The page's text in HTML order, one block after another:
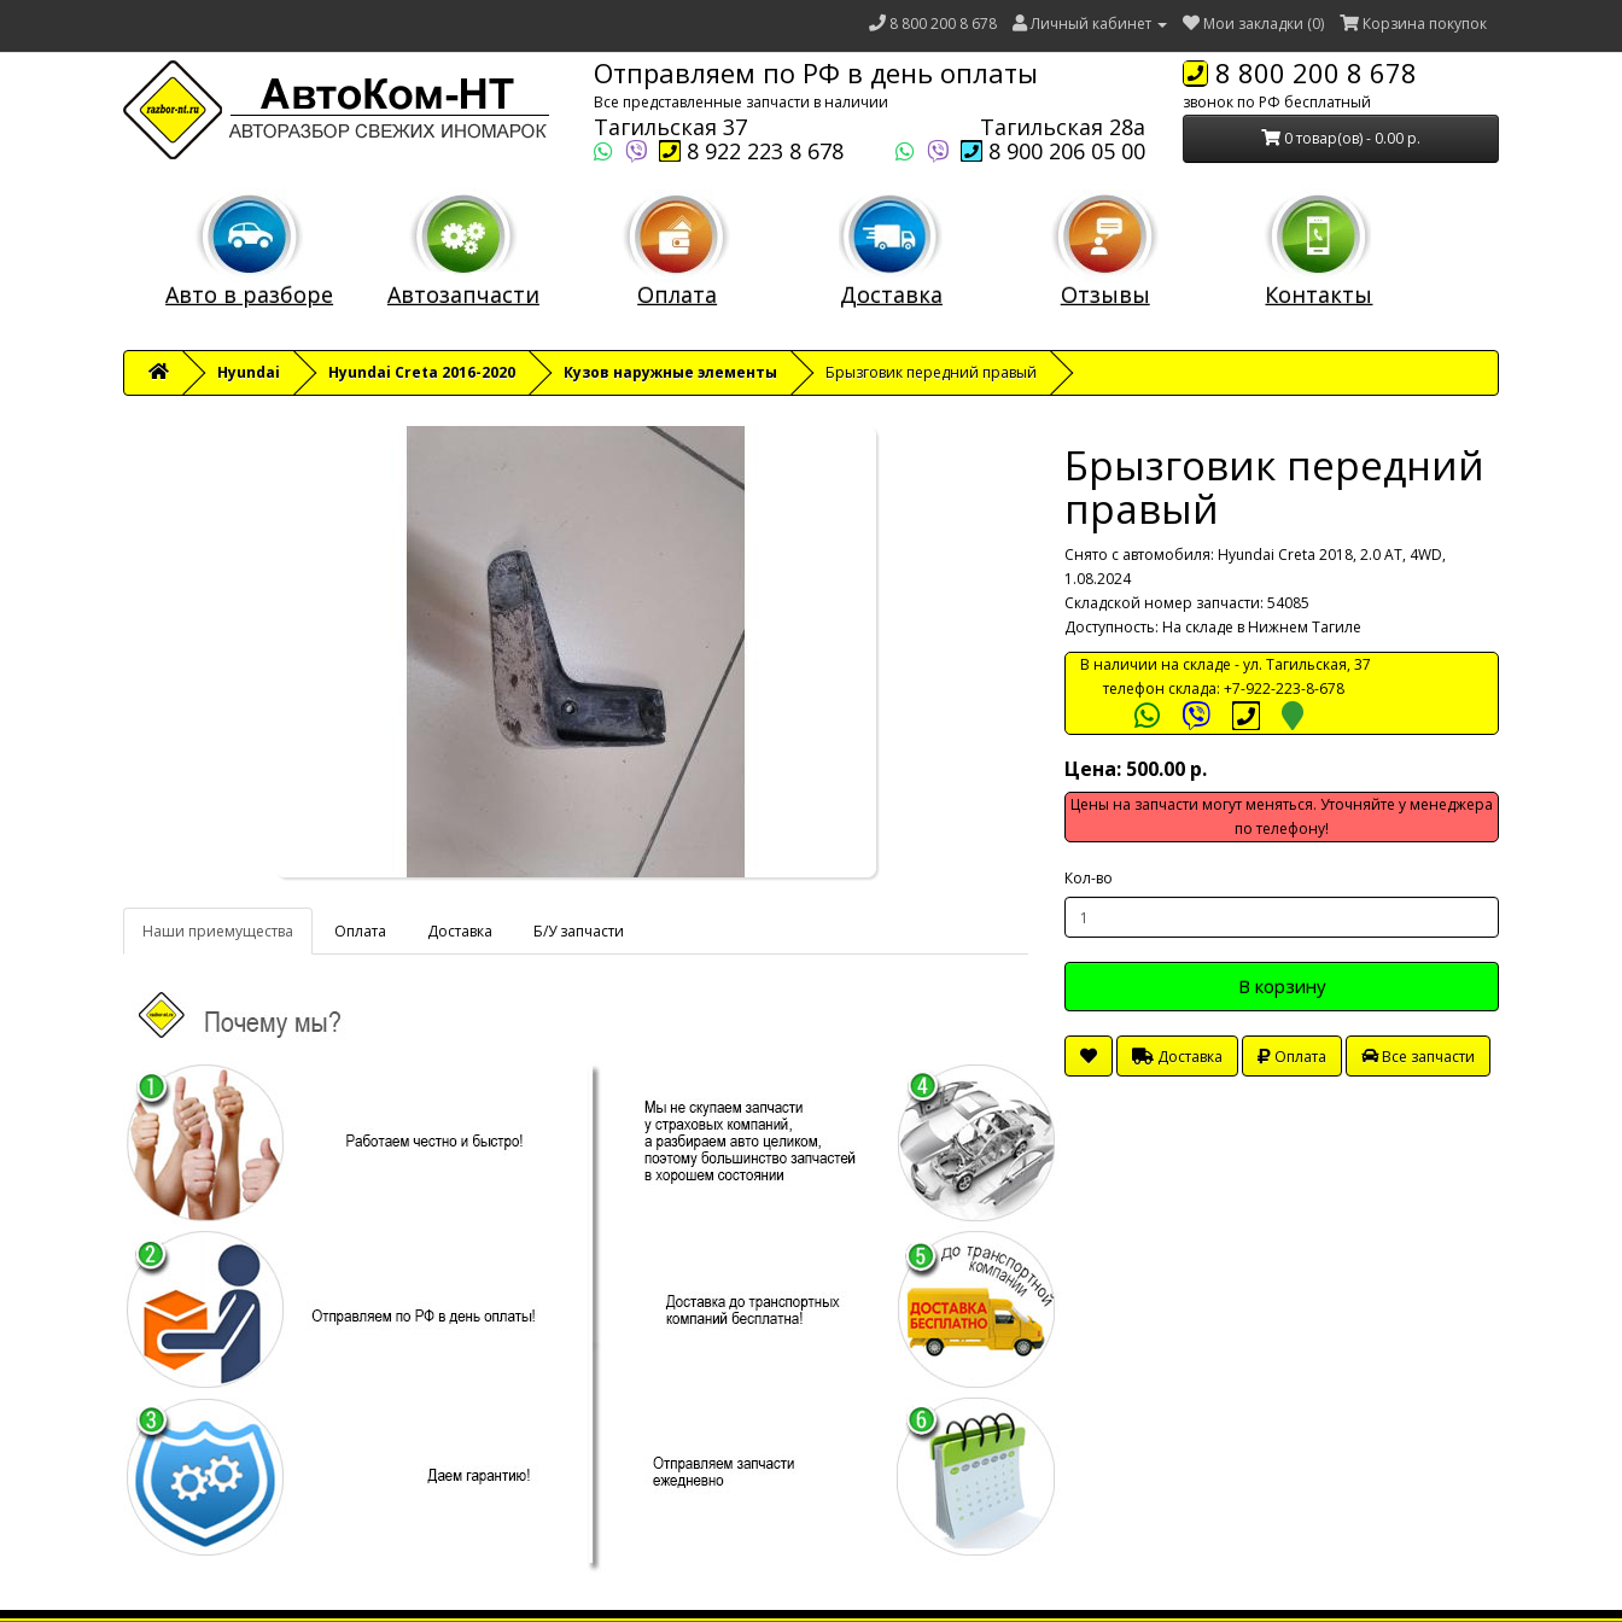
8 800 200 8 678 Личный кабинет Мои закладки (0) Корзина покупок
Отправляем по РФ в день оплаты
Все представленные запчасти в наличии
Тагильская 37
Тагильская 28а
8 922 223 8 678
8 900 206 05 00
8 800 200 8 678
звонок по РФ бесплатный
0 товар(ов) - 0.00 р.
Авто в разборе Автозапчасти Оплата Доставка Отзывы Контакты
Hyundai Hyundai Creta 2016-2020 Кузов наружные элементы Брызговик передний правый
Наши приемущества Оплата Доставка Б/У запчасти
Брызговик передний
правый
Снято с автомобиля: Hyundai Creta 2018, 2.0 AT, 4WD,
1.08.2024
Складской номер запчасти: 54085
Доступность: На складе в Нижнем Тагиле
В наличии на складе -ул. Тагильская, 37
телефон склада: +7-922-223-8-678
Цена: 500.00 р.
Цены на запчасти могут меняться. Уточняйте у менеджера
по телефону!
Кол-во
В корзину
Доставка Оплата Все запчасти